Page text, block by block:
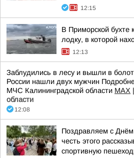
12:15
В Приморской бухте
лодку, в которой
12:13
Заблудились в лесу и вышли в
России нашли двух мужчин
МЧС Калининградской области MAX
области
12:08
Поздравляем с Днём
честь этого
спортивную